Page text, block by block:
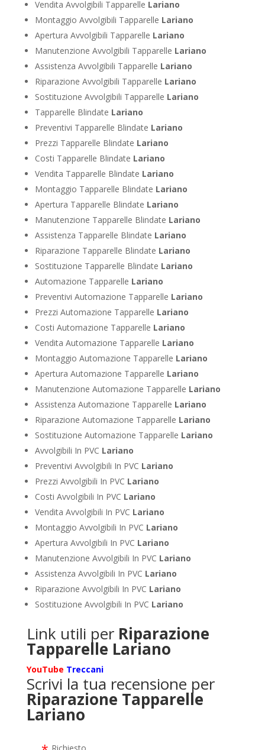
Vendita Avvolgibili Tapparelle Lariano
Montaggio Avvolgibili Tapparelle Lariano
Apertura Avvolgibili Tapparelle Lariano
Manutenzione Avvolgibili Tapparelle Lariano
Assistenza Avvolgibili Tapparelle Lariano
Riparazione Avvolgibili Tapparelle Lariano
Sostituzione Avvolgibili Tapparelle Lariano
Tapparelle Blindate Lariano
Preventivi Tapparelle Blindate Lariano
Prezzi Tapparelle Blindate Lariano
Costi Tapparelle Blindate Lariano
Vendita Tapparelle Blindate Lariano
Montaggio Tapparelle Blindate Lariano
Apertura Tapparelle Blindate Lariano
Manutenzione Tapparelle Blindate Lariano
Assistenza Tapparelle Blindate Lariano
Riparazione Tapparelle Blindate Lariano
Sostituzione Tapparelle Blindate Lariano
Automazione Tapparelle Lariano
Preventivi Automazione Tapparelle Lariano
Prezzi Automazione Tapparelle Lariano
Costi Automazione Tapparelle Lariano
Vendita Automazione Tapparelle Lariano
Montaggio Automazione Tapparelle Lariano
Apertura Automazione Tapparelle Lariano
Manutenzione Automazione Tapparelle Lariano
Assistenza Automazione Tapparelle Lariano
Riparazione Automazione Tapparelle Lariano
Sostituzione Automazione Tapparelle Lariano
Avvolgibili In PVC Lariano
Preventivi Avvolgibili In PVC Lariano
Prezzi Avvolgibili In PVC Lariano
Costi Avvolgibili In PVC Lariano
Vendita Avvolgibili In PVC Lariano
Montaggio Avvolgibili In PVC Lariano
Apertura Avvolgibili In PVC Lariano
Manutenzione Avvolgibili In PVC Lariano
Assistenza Avvolgibili In PVC Lariano
Riparazione Avvolgibili In PVC Lariano
Sostituzione Avvolgibili In PVC Lariano
Link utili per Riparazione
Tapparelle Lariano
YouTube Treccani
Scrivi la tua recensione per
Riparazione Tapparelle
Lariano
Richiesto